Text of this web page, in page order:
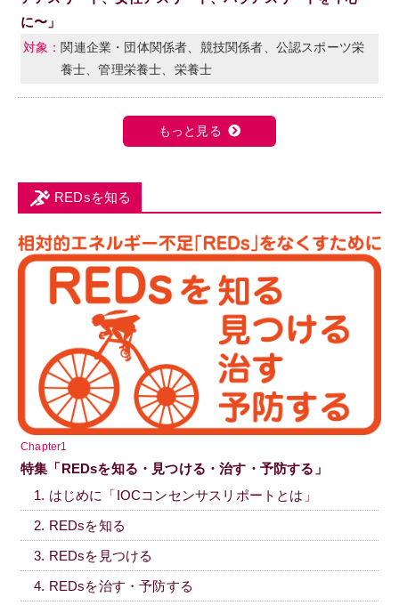
に〜」
関連企業・団体関係者、競技関係者、公認スポーツ栄
養士、管理栄養士、栄養士
もっと見る
REDsを知る
Chapter1
特集「REDsを知る・見つける・治す・予防する」
1. はじめに「IOCコンセンサスリポートとは」
2. REDsを知る
3. REDsを見つける
4. REDsを治す・予防する